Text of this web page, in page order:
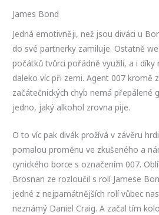
James Bond
Jedná emotivněji, než jsou diváci u
do své partnerky zamiluje. Ostatně
počátků tvůrci pořádně využili, a i díky
daleko víc při zemi. Agent 007 kromě
začátečnických chyb nemá přepálené
jedno, jaký alkohol zrovna pije.
O to víc pak divák prožívá v závěru
pomalou proměnu ve zkušeného a
cynického borce s označením 007.
Brosnan ze rozloučil s rolí Jamese
jedné z nejpamátnějších rolí vůbec
neznámý Daniel Craig. A začal tím